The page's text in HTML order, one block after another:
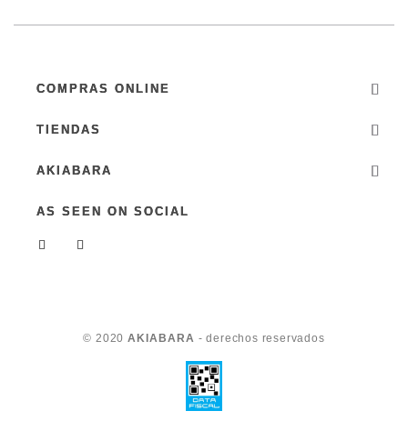
COMPRAS ONLINE
TIENDAS
AKIABARA
AS SEEN ON SOCIAL
© 2020 AKIABARA - derechos reservados